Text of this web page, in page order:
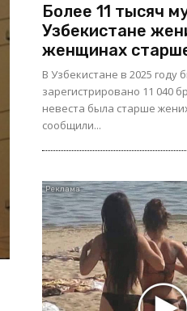
Более 11 тысяч
Узбекистане
женщинах
В Узбекистане в 2025 году
зарегистрировано 11 040
невеста была старше
сообщили...